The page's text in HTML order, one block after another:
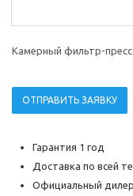
Камерный фильтр-пресс
ОТПРАВИТЬ ЗАЯВКУ
Гарантия 1 год
Доставка по всей
Официальный